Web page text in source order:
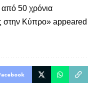
από 50 χρόνια
στην Κύπρο» appeared